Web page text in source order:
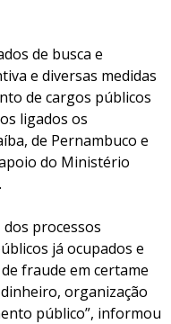
de busca e
e diversas medidas
de cargos públicos
ligados os
de Pernambuco e
do Ministério
processos
já ocupados e
fraude em certame
organização
público”, informou